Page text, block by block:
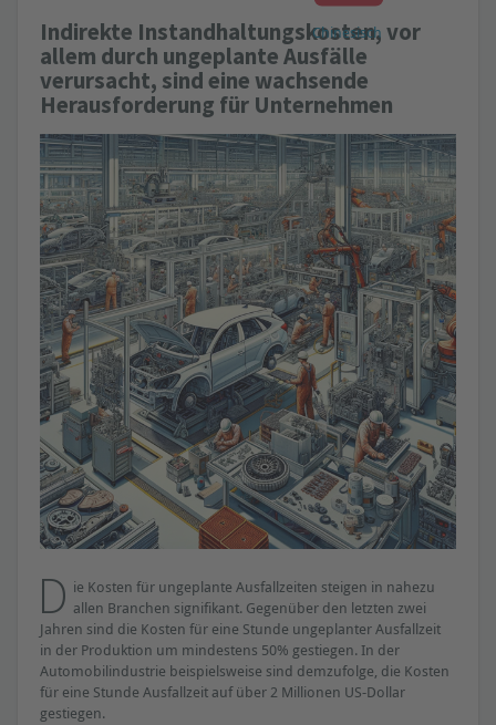
Chinesisch
Indirekte Instandhaltungskosten, vor
allem durch ungeplante Ausfälle
verursacht, sind eine wachsende
Herausforderung für Unternehmen
D ie Kosten für ungeplante Ausfallzeiten steigen in nahezu
allen Branchen signifikant. Gegenüber den letzten zwei
Jahren sind die Kosten für eine Stunde ungeplanter Ausfallzeit
in der Produktion um mindestens 50% gestiegen. In der
Automobilindustrie beispielsweise sind demzufolge, die Kosten
für eine Stunde Ausfallzeit auf über 2 Millionen US-Dollar
gestiegen.